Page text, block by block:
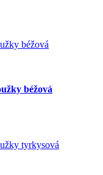
béžová